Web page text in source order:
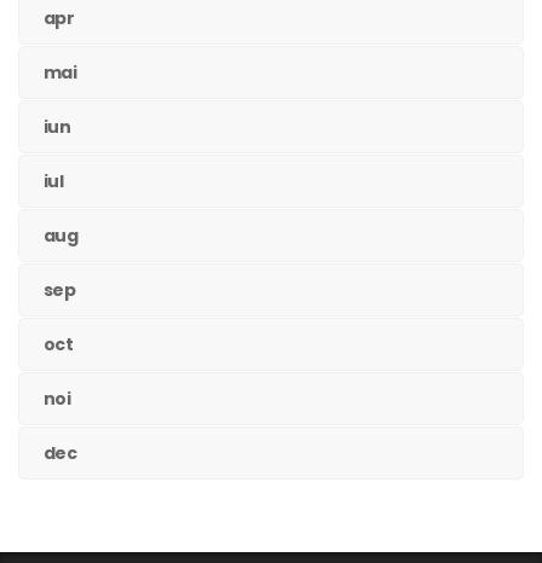
apr
mai
iun
iul
aug
sep
oct
noi
dec